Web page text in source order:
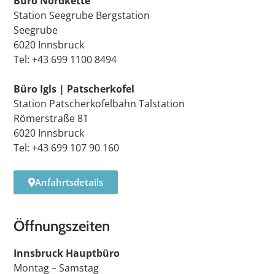
Station Seegrube Bergstation
Seegrube
6020 Innsbruck
Tel: +43 699 1100 8494
Büro Igls | Patscherkofel
Station Patscherkofelbahn Talstation
Römerstraße 81
6020 Innsbruck
Tel: +43 699 107 90 160
Anfahrtsdetails
Öffnungszeiten
Innsbruck Hauptbüro
Montag – Samstag